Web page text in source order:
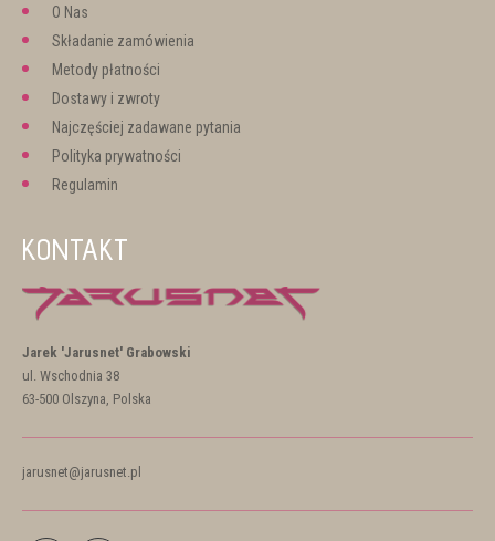
O Nas
Składanie zamówienia
Metody płatności
Dostawy i zwroty
Najczęściej zadawane pytania
Polityka prywatności
Regulamin
KONTAKT
Jarek 'Jarusnet' Grabowski
ul. Wschodnia 38
63-500 Olszyna, Polska
jarusnet@jarusnet.pl